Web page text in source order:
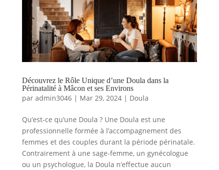
Découvrez le Rôle Unique d’une Doula dans la
Périnatalité à Mâcon et ses Environs
par admin3046| Mar 29, 2024| Doula
Qu’est-ce qu’une Doula ? Une Doula est une
professionnelle formée à l’accompagnement des
femmes et des couples durant la période périnatale.
Contrairement à une sage-femme, un gynécologue
ou un psychologue, la Doula n’effectue aucun